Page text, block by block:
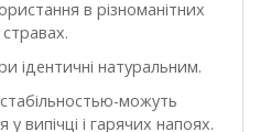
в різноманітних
стравах.
ідентичні натуральним.
можуть
випічці і гарячих напоях.